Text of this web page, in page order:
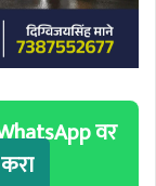
WhatsApp वर